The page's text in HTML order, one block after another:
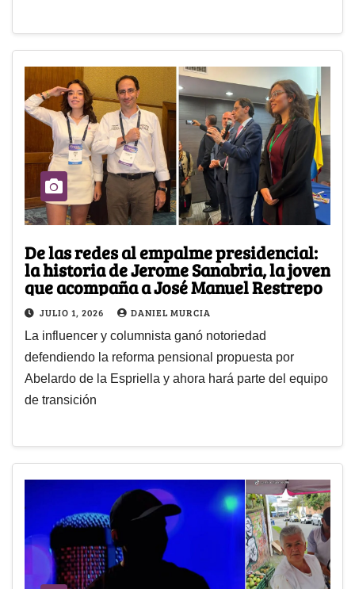
De las redes al empalme presidencial:
la historia de Jerome Sanabria, la joven
que acompaña a José Manuel Restrepo
JULIO 1, 2026 DANIEL MURCIA
La influencer y columnista ganó notoriedad
defendiendo la reforma pensional propuesta por
Abelardo de la Espriella y ahora hará parte del equipo
de transición